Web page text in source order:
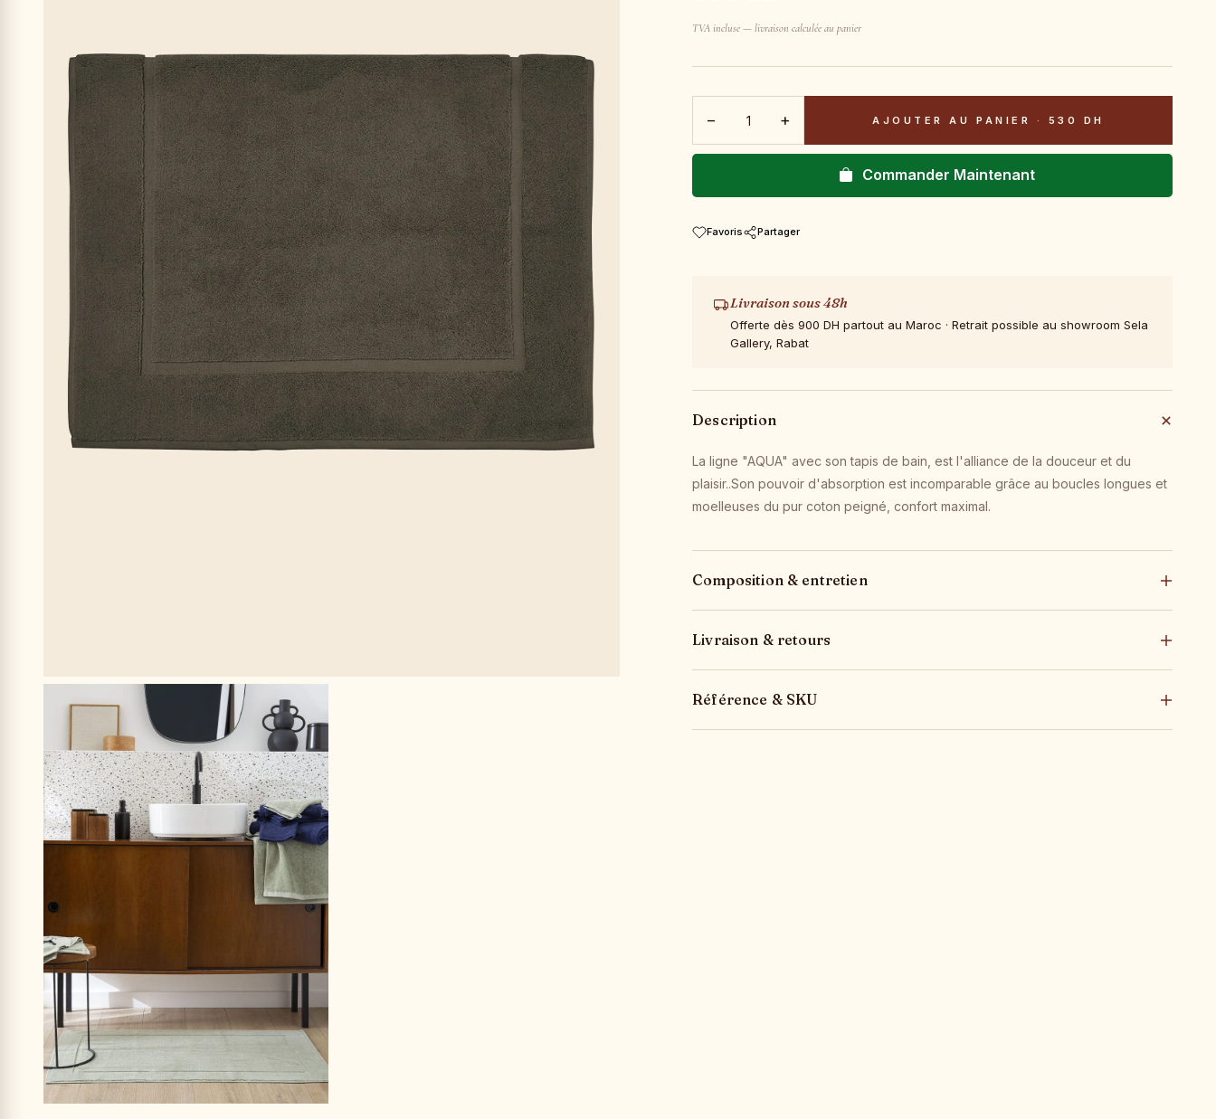
TVA incluse — livraison calculée au panier
− + AJOUTER AU PANIER · 530 DH
Commander Maintenant
Favoris Partager
Livraison sous 48h
Offerte dès 900 DH partout au Maroc · Retrait possible au showroom Sela
Gallery, Rabat
Description
La ligne "AQUA" avec son tapis de bain, est l'alliance de la douceur et du
plaisir..Son pouvoir d'absorption est incomparable grâce au boucles longues et
moelleuses du pur coton peigné, confort maximal.
Composition & entretien
Livraison & retours
Référence & SKU